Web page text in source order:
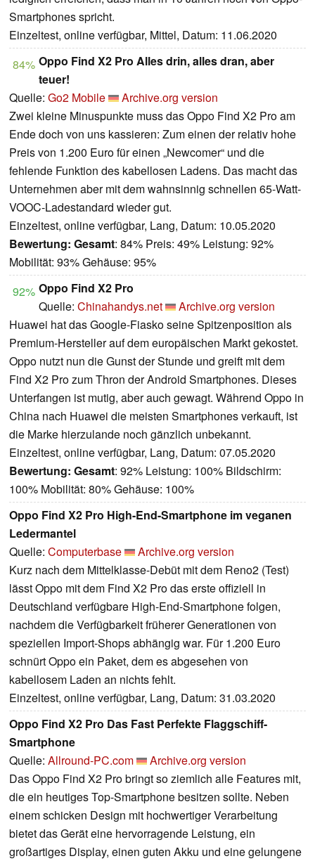
Smartphones spricht.
Einzeltest, online verfügbar, Mittel, Datum: 11.06.2020
84% Oppo Find X2 Pro Alles drin, alles dran, aber
teuer!
Quelle: Go2 Mobile
Archive.org version
Zwei kleine Minuspunkte muss das Oppo Find X2 Pro am
Ende doch von uns kassieren: Zum einen der relativ hohe
Preis von 1.200 Euro für einen „Newcomer“ und die
fehlende Funktion des kabellosen Ladens. Das macht das
Unternehmen aber mit dem wahnsinnig schnellen 65-Watt-
VOOC-Ladestandard wieder gut.
Einzeltest, online verfügbar, Lang, Datum: 10.05.2020
Bewertung: Gesamt: 84% Preis: 49% Leistung: 92%
Mobilität: 93% Gehäuse: 95%
92% Oppo Find X2 Pro
Quelle: Chinahandys.net
Archive.org version
Huawei hat das Google-Fiasko seine Spitzenposition als
Premium-Hersteller auf dem europäischen Markt gekostet.
Oppo nutzt nun die Gunst der Stunde und greift mit dem
Find X2 Pro zum Thron der Android Smartphones. Dieses
Unterfangen ist mutig, aber auch gewagt. Während Oppo in
China nach Huawei die meisten Smartphones verkauft, ist
die Marke hierzulande noch gänzlich unbekannt.
Einzeltest, online verfügbar, Lang, Datum: 07.05.2020
Bewertung: Gesamt: 92% Leistung: 100% Bildschirm:
100% Mobilität: 80% Gehäuse: 100%
Oppo Find X2 Pro High-End-Smartphone im veganen
Ledermantel
Quelle: Computerbase
Archive.org version
Kurz nach dem Mittelklasse-Debüt mit dem Reno2 (Test)
lässt Oppo mit dem Find X2 Pro das erste offiziell in
Deutschland verfügbare High-End-Smartphone folgen,
nachdem die Verfügbarkeit früherer Generationen von
speziellen Import-Shops abhängig war. Für 1.200 Euro
schnürt Oppo ein Paket, dem es abgesehen von
kabellosem Laden an nichts fehlt.
Einzeltest, online verfügbar, Lang, Datum: 31.03.2020
Oppo Find X2 Pro Das Fast Perfekte Flaggschiff-
Smartphone
Quelle: Allround-PC.com
Archive.org version
Das Oppo Find X2 Pro bringt so ziemlich alle Features mit,
die ein heutiges Top-Smartphone besitzen sollte. Neben
einem schicken Design mit hochwertiger Verarbeitung
bietet das Gerät eine hervorragende Leistung, ein
großartiges Display, einen guten Akku und eine gelungene